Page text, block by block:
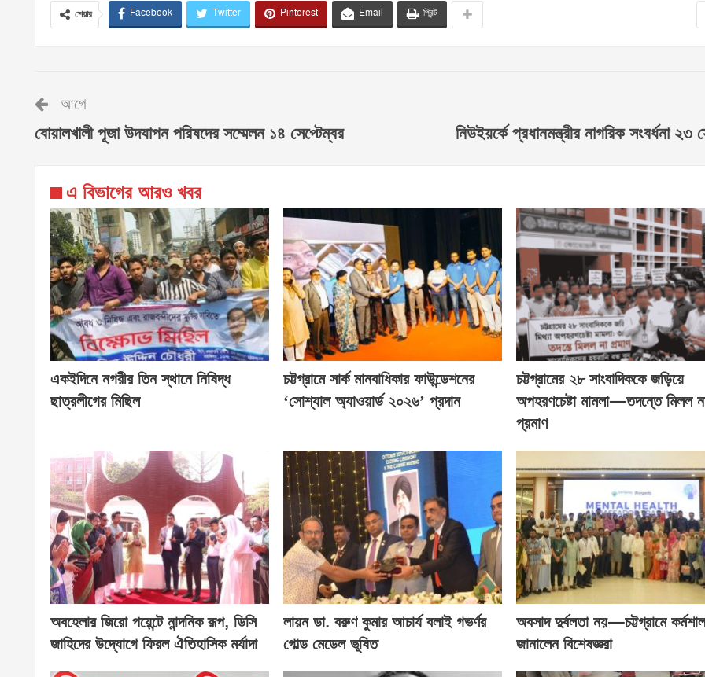
শেয়ার Facebook Twitter Pinterest Email প্রিন্ট
আগে
বোয়ালখালী পূজা উদযাপন পরিষদের সম্মেলন ১৪ সেপ্টেম্বর নিউইয়র্কে প্রধানমন্ত্রীর নাগরিক সংবর্ধনা ২৩
এ বিভাগের আরও খবর
একইদিনে নগরীর তিন স্থানে নিষিদ্ধ
ছাত্রলীগের মিছিল
চট্টগ্রামে সার্ক মানবাধিকার ফাউন্ডেশনের
‘সোশ্যাল অ্যাওয়ার্ড ২০২৬’ প্রদান
চট্টগ্রামের ২৮ সাংবাদিককে জড়িয়ে
অপহরণচেষ্টা মামলা—তদন্তে মিলল
প্রমাণ
অবহেলার জিরো পয়েন্টে নান্দনিক রূপ, ডিসি
জাহিদের উদ্যোগে ফিরল ঐতিহাসিক মর্যাদা
লায়ন ডা. বরুণ কুমার আচার্য বলাই গভর্ণর
গোল্ড মেডেল ভূষিত
অবসাদ দুর্বলতা নয়—চট্টগ্রামে
জানালেন বিশেষজ্ঞরা